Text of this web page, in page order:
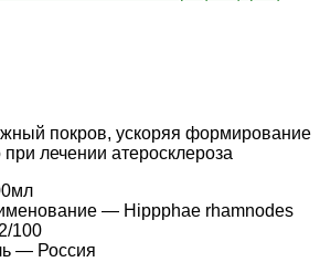
покров, ускоряя формирование
лечении атеросклероза
— Hippphae rhamnodes
100
— Россия